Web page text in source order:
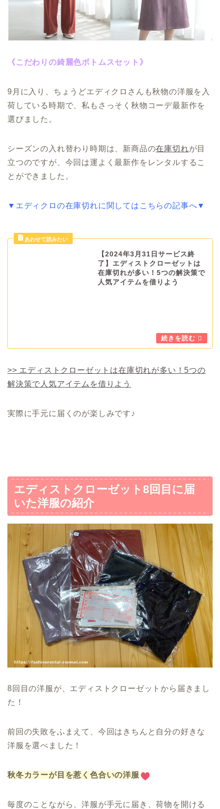
《こだわりの綺麗色ボトムスセット》
9月に入り、ちょうどエディクロさんも秋物の洋服を入
荷している時期で、私もさっそく秋物コーデ最新作を
選びました。
シーズンの入れ替わり時期は、新商品の在庫切れが目
立つのですが、今回は運よく最新作をレンタルするこ
とができました。
▼エディクロの在庫切れに関してはこちらの記事へ▼
【2024年3月31日サービス終
了】エディストクローゼットは
在庫切れが多い！5つの解決策で
人気アイテムを借りよう
>> エディストクローゼットは在庫切れが多い！5つの
解決策で人気アイテムを借りよう
実際に手元に届くのが楽しみです♪
エディストクローゼット8回目に届
いた洋服の紹介
8回目の洋服が、エディストクローゼットから届きまし
た！
前回の失敗をふまえて、今回はきちんと自分の好きな
洋服を選べました！
秋冬カラーが目を惹く色合いの洋服
毎度のことながら、洋服が手元に届き、荷物を開ける